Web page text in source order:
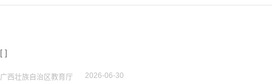
[ ]
广西壮族自治区教育厅 2026-06-30